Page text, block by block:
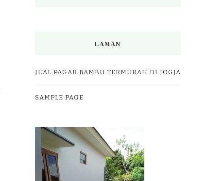
LAMAN
JUAL PAGAR BAMBU TERMURAH DI JOGJA
SAMPLE PAGE